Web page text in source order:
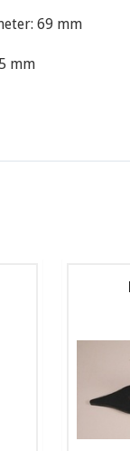
69 mm
mm